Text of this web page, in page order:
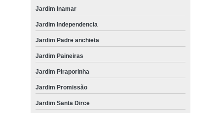
Jardim Inamar
Jardim Independencia
Jardim Padre anchieta
Jardim Paineiras
Jardim Piraporinha
Jardim Promissão
Jardim Santa Dirce